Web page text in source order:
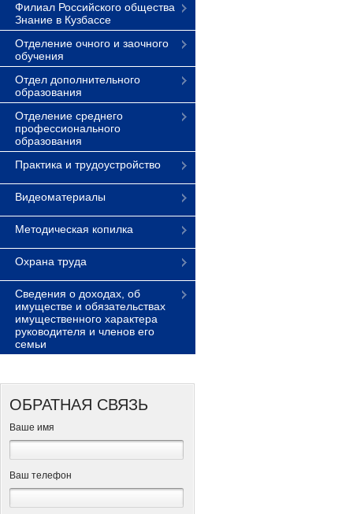
Филиал Российского общества
Знание в Кузбассе
Отделение очного и заочного
обучения
Отдел дополнительного
образования
Отделение среднего
профессионального
образования
Практика и трудоустройство
Видеоматериалы
Методическая копилка
Охрана труда
Сведения о доходах, об
имуществе и обязательствах
имущественного характера
руководителя и членов его
семьи
ОБРАТНАЯ СВЯЗЬ
Ваше имя
Ваш телефон